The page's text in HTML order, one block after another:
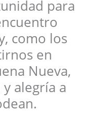
para
como los
en
Nueva,
alegría a